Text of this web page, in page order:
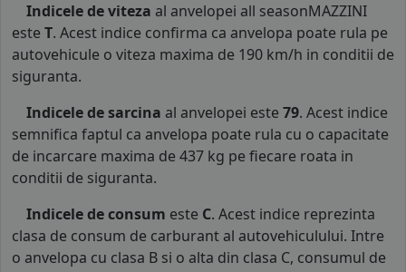
Indicele de viteza al anvelopei all seasonMAZZINI
este T. Acest indice confirma ca anvelopa poate rula pe
autovehicule o viteza maxima de 190 km/h in conditii de
siguranta.
Indicele de sarcina al anvelopei este 79. Acest indice
semnifica faptul ca anvelopa poate rula cu o capacitate
de incarcare maxima de 437 kg pe fiecare roata in
conditii de siguranta.
Indicele de consum este C. Acest indice reprezinta
clasa de consum de carburant al autovehiculului. Intre
o anvelopa cu clasa B si o alta din clasa C, consumul de